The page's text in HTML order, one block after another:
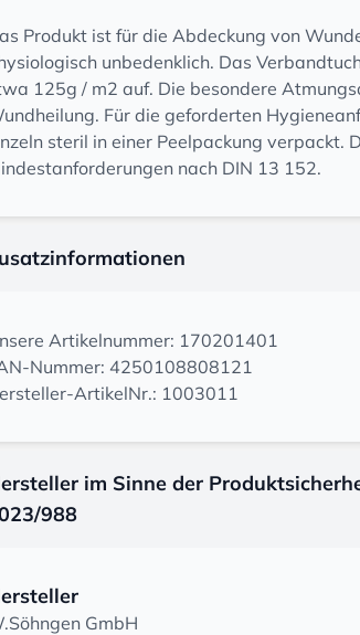
Produkt ist für die Abdeckung von
unbedenklich. Das
125g / m2 auf. Die besondere
Für die geforderten
steril in einer Peelpackung verpackt.
nach DIN 13 152.
Artikelnummer: 170201401
Nummer: 4250108808121
ArtikelNr.: 1003011
im Sinne der
988
GmbH